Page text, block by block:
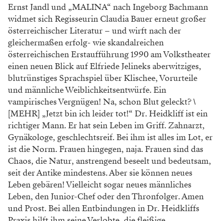
Ernst Jandl und „MALINA“ nach Ingeborg Bachmann
widmet sich Regisseurin Claudia Bauer erneut großer
österreichischer Literatur – und wirft nach der
gleichermaßen erfolg- wie skandalreichen
österreichischen Erstaufführung 1990 am Volkstheater
einen neuen Blick auf Elfriede Jelineks aberwitziges,
blutrünstiges Sprachspiel über Klischee, Vorurteile
und männliche Weiblichkeitsentwürfe. Ein
vampirisches Vergnügen! Na, schon Blut geleckt? \
[MEHR] „Jetzt bin ich leider tot!“ Dr. Heidkliff ist ein
richtiger Mann. Er hat sein Leben im Griff. Zahnarzt,
Gynäkologe, geschlechtsreif. Bei ihm ist alles im Lot, er
ist die Norm. Frauen hingegen, naja. Frauen sind das
Chaos, die Natur, anstrengend beseelt und bedeutsam,
seit der Antike mindestens. Aber sie können neues
Leben gebären! Vielleicht sogar neues männliches
Leben, den Junior-Chef oder den Thronfolger. Amen
und Prost. Bei allen Entbindungen in Dr. Heidkliffs